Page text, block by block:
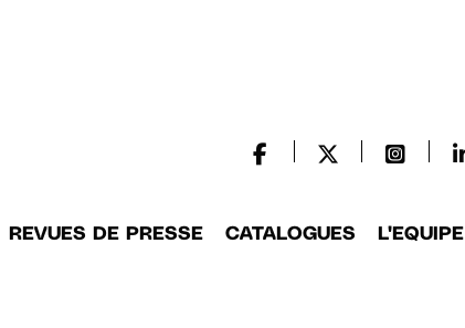
REVUES DE PRESSE CATALOGUES L'EQUIPE